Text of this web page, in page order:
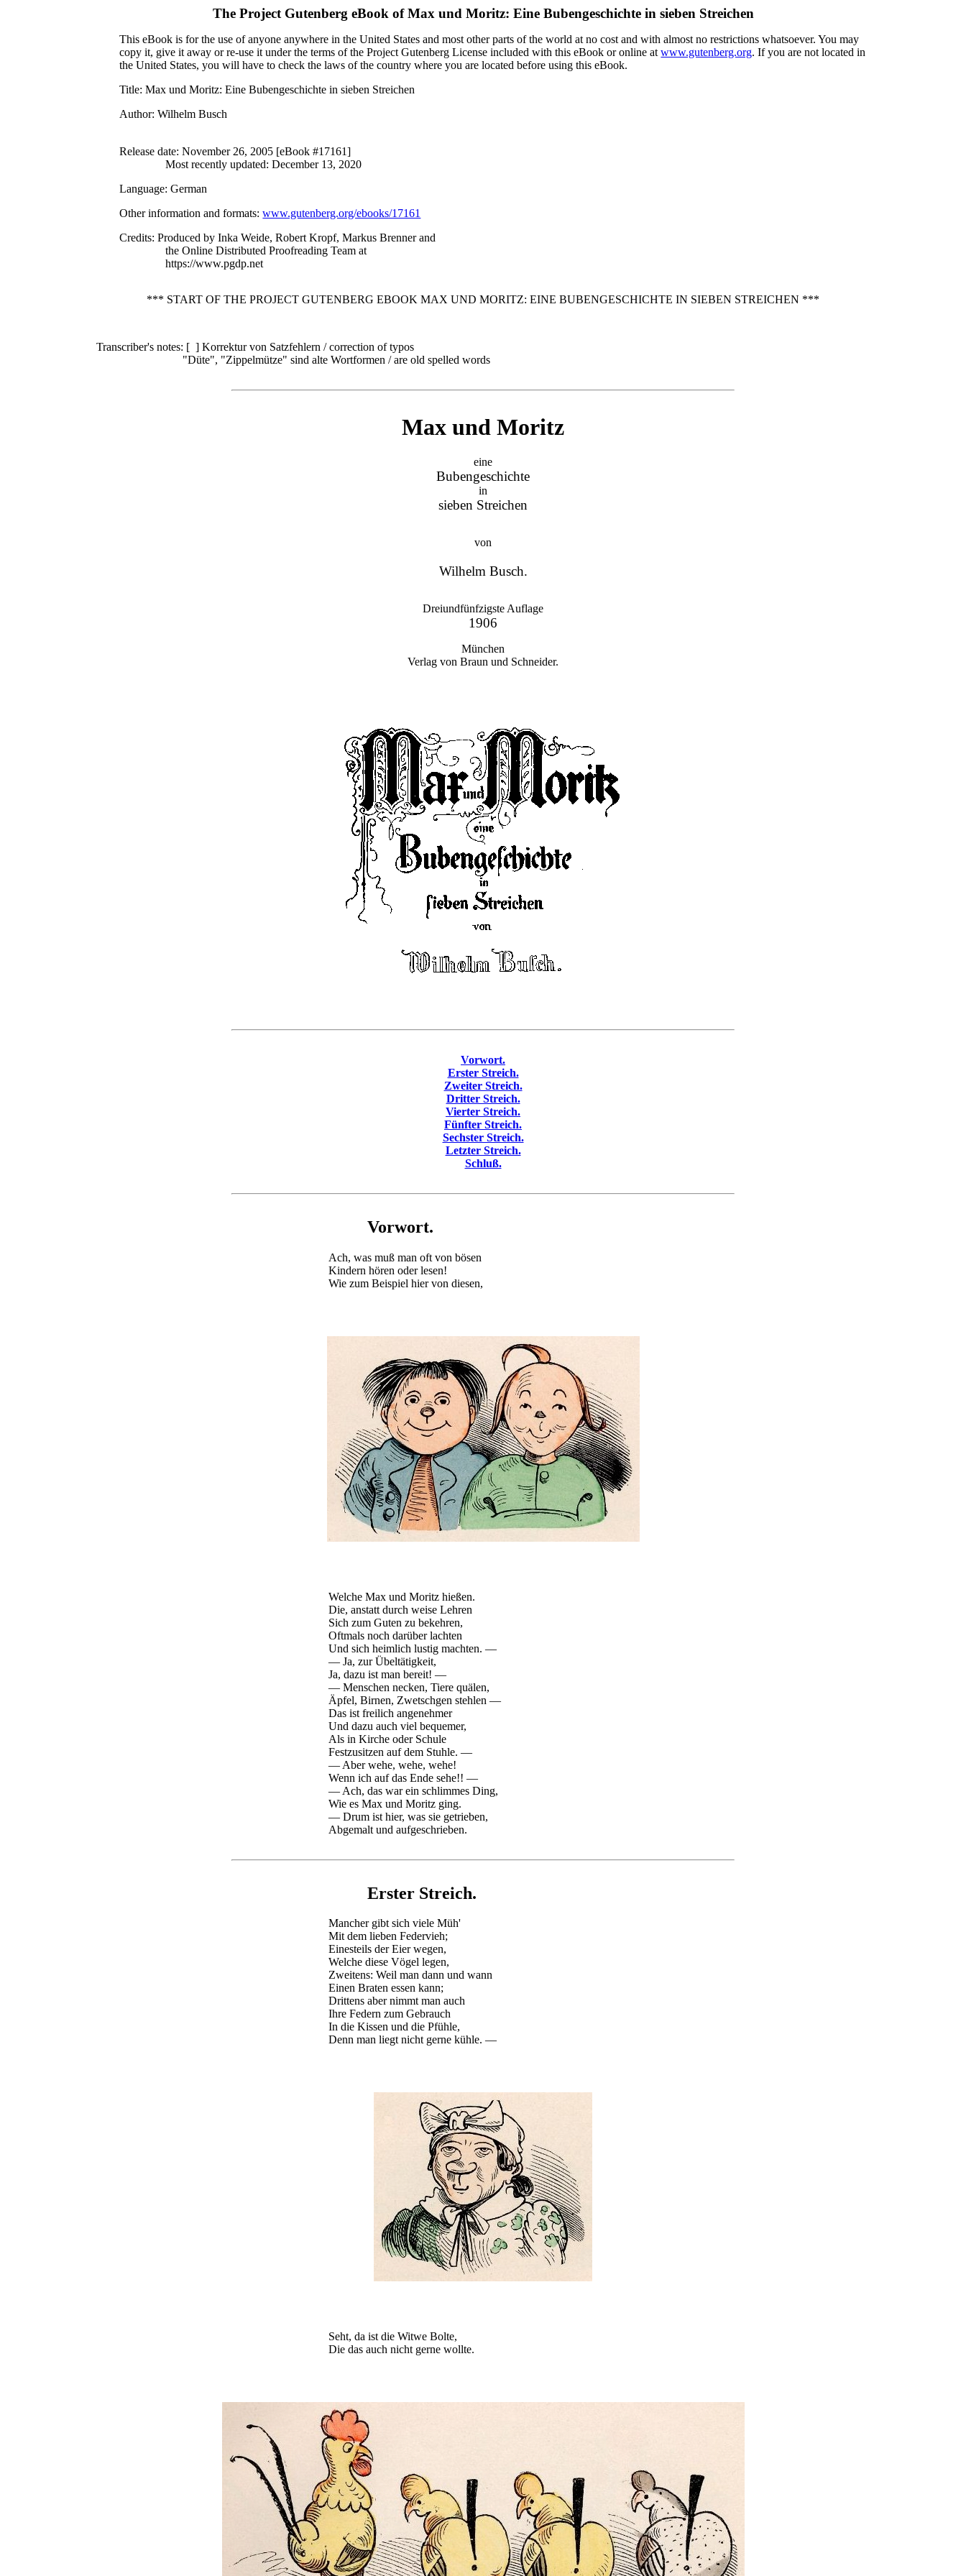
The Project Gutenberg eBook ofMax und Moritz: Eine Bubengeschichte in sieben Streichen
This eBook is for the use of anyone anywhere in the United States and most other parts of the world at no cost and with almost no restrictions whatsoever. You may
copy it, give it away or re-use it under the terms of the Project Gutenberg License included with this eBook or online atwww.gutenberg.org. If you are not located in
the United States, you will have to check the laws of the country where you are located before using this eBook.
Title: Max und Moritz: Eine Bubengeschichte in sieben Streichen
Author: Wilhelm Busch
Release date: November 26, 2005 [eBook #17161]
Most recently updated: December 13, 2020
Language: German
Other information and formats:www.gutenberg.org/ebooks/17161
Credits: Produced by Inka Weide, Robert Kropf, Markus Brenner and
the Online Distributed Proofreading Team at
https://www.pgdp.net
*** START OF THE PROJECT GUTENBERG EBOOK MAX UND MORITZ: EINE BUBENGESCHICHTE IN SIEBEN STREICHEN ***
Transcriber's notes: [ ] Korrektur von Satzfehlern / correction of typos
"Düte", "Zippelmütze" sind alte Wortformen / are old spelled words
Max und Moritz
eine
Bubengeschichte
in
sieben Streichen
von
Wilhelm Busch.
Dreiundfünfzigste Auflage
1906
München
Verlag von Braun und Schneider.
Vorwort.
Erster Streich.
Zweiter Streich.
Dritter Streich.
Vierter Streich.
Fünfter Streich.
Sechster Streich.
Letzter Streich.
Schluß.
Vorwort.
Ach, was muß man oft von bösen
Kindern hören oder lesen!
Wie zum Beispiel hier von diesen,
Welche Max und Moritz hießen.
Die, anstatt durch weise Lehren
Sich zum Guten zu bekehren,
Oftmals noch darüber lachten
Und sich heimlich lustig machten. —
— Ja, zur Übeltätigkeit,
Ja, dazu ist man bereit! —
— Menschen necken, Tiere quälen,
Äpfel, Birnen, Zwetschgen stehlen —
Das ist freilich angenehmer
Und dazu auch viel bequemer,
Als in Kirche oder Schule
Festzusitzen auf dem Stuhle. —
— Aber wehe, wehe, wehe!
Wenn ich auf das Ende sehe!! —
— Ach, das war ein schlimmes Ding,
Wie es Max und Moritz ging.
— Drum ist hier, was sie getrieben,
Abgemalt und aufgeschrieben.
Erster Streich.
Mancher gibt sich viele Müh'
Mit dem lieben Federvieh;
Einesteils der Eier wegen,
Welche diese Vögel legen,
Zweitens: Weil man dann und wann
Einen Braten essen kann;
Drittens aber nimmt man auch
Ihre Federn zum Gebrauch
In die Kissen und die Pfühle,
Denn man liegt nicht gerne kühle. —
Seht, da ist die Witwe Bolte,
Die das auch nicht gerne wollte.